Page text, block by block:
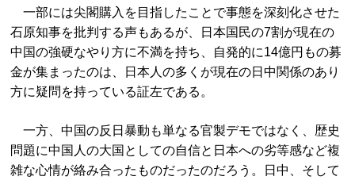
一部には尖閣購入を目指したことで事態を深刻化させた
石原知事を批判する声もあるが、日本国民の7割が現在の
中国の強硬なやり方に不満を持ち、自発的に14億円もの募
金が集まったのは、日本人の多くが現在の日中関係のあり
方に疑問を持っている証左である。
一方、中国の反日暴動も単なる官製デモではなく、歴史
問題に中国人の大国としての自信と日本への劣等感など複
雑な心情が絡み合ったものだったのだろう。日中、そして